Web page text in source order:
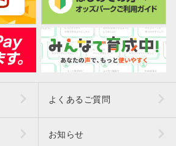
よくあるご質問
お知らせ